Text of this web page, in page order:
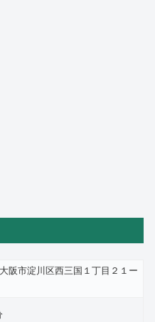
阪市淀川区西三国１丁目２１ー